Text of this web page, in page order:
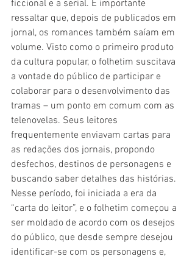
ficcional e a serial. É importante
ressaltar que, depois de publicados em
jornal, os romances também saíam em
volume. Visto como o primeiro produto
da cultura popular, o folhetim suscitava
a vontade do público de participar e
colaborar para o desenvolvimento das
tramas – um ponto em comum com as
telenovelas. Seus leitores
frequentemente enviavam cartas para
as redações dos jornais, propondo
desfechos, destinos de personagens e
buscando saber detalhes das histórias.
Nesse período, foi iniciada a era da
“carta do leitor”, e o folhetim começou a
ser moldado de acordo com os desejos
do público, que desde sempre desejou
identificar-se com os personagens e,